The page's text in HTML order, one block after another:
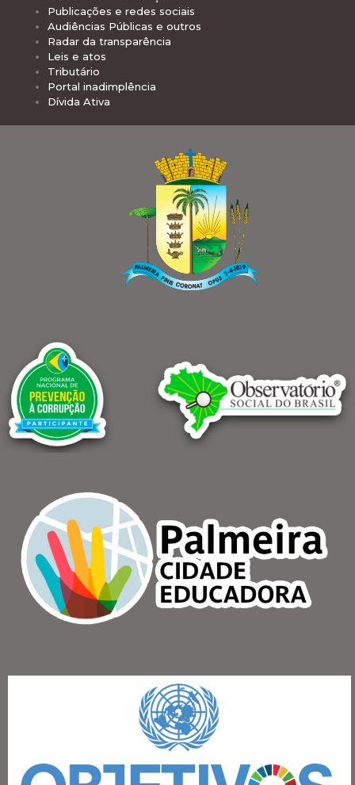
Publicações e redes sociais
Audiências Públicas e outros
Radar da transparência
Leis e atos
Tributário
Portal inadimplência
Dívida Ativa